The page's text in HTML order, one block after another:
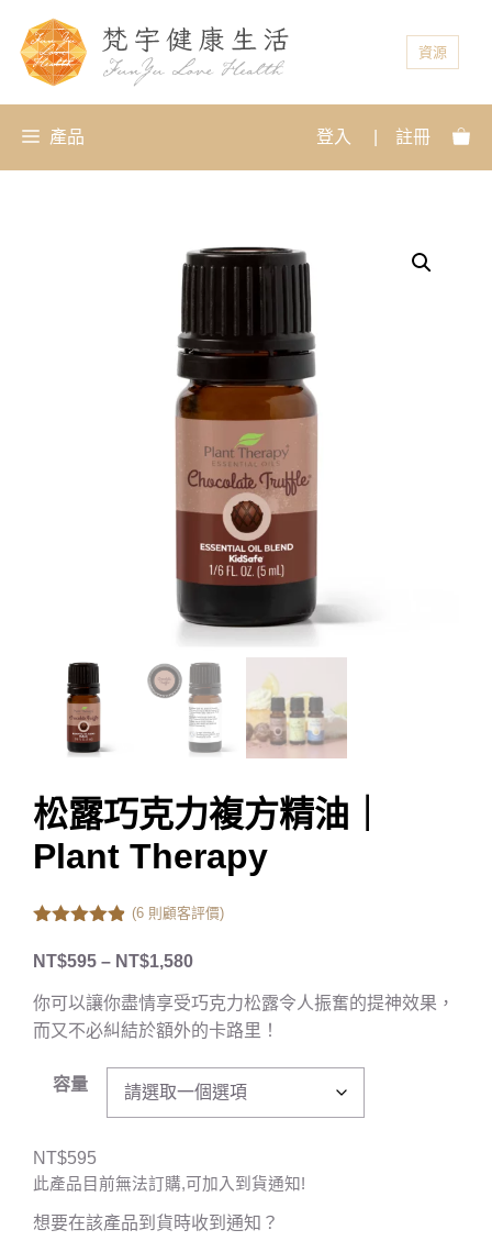
資源
產品 登入 註冊
松露巧克力複方精油｜
Plant Therapy
5
(6 則顧客評價)
NT$595 – NT$1,580
你可以讓你盡情享受巧克力松露令人振奮的提神效果，
而又不必糾結於額外的卡路里！
容量
NT$595
此產品目前無法訂購,可加入到貨通知!
想要在該產品到貨時收到通知？